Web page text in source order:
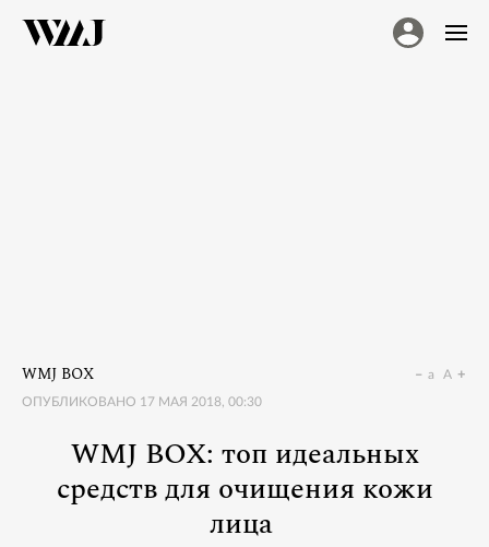
WMJ BOX
ОПУБЛИКОВАНО 17 МАЯ 2018, 00:30
a A
WMJ BOX: топ идеальных
средств для очищения кожи
лица